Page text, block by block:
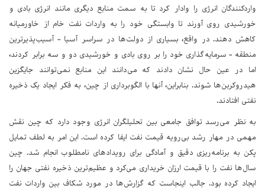
واردکنندگان انرژی را وادار کرد تا به سمت منابع دیگری مانند انرژی بادی و
خورشیدی روی آورند تا وابستگی خود را به واردات نفت خام از خاورمیانه
کاهش دهند. در واقع، بسیاری از دولت‌ها در سراسر آسیا - آسیب‌پذیرترین
منطقه - سرمایه‌گذاری خود را بر روی بادی و خورشیدی دو و سه برابر کردند،
اما در عین حال نشان دادند که می‌دانند این منابع نمی‌توانند جایگزین
هیدروکربن‌ها شوند. بنابراین، آنها با الگوبرداری از چین، به فکر ایجاد یک ذخیره‌
نفتی افتادند.
به نظر می‌رسد توافق جامعی بین تحلیلگران انرژی وجود دارد که چین نقش
مهمی در مهار رشد بی‌رویه قیمت‌ نفت ایفا کرده است. این امر به لطف تمایل
پکن به برنامه‌ریزی دقیق و آمادگی برای رویدادهای نامطلوب انجام شد. چین
سال‌ها نفت را با قیمت ارزان خریداری می‌کرد و عظیم‌ترین ذخیره‌ نفتی جهان را
ایجاد کرده بود. جالب اینجاست که گزارش‌ها در مورد شکاف بین واردات نفت